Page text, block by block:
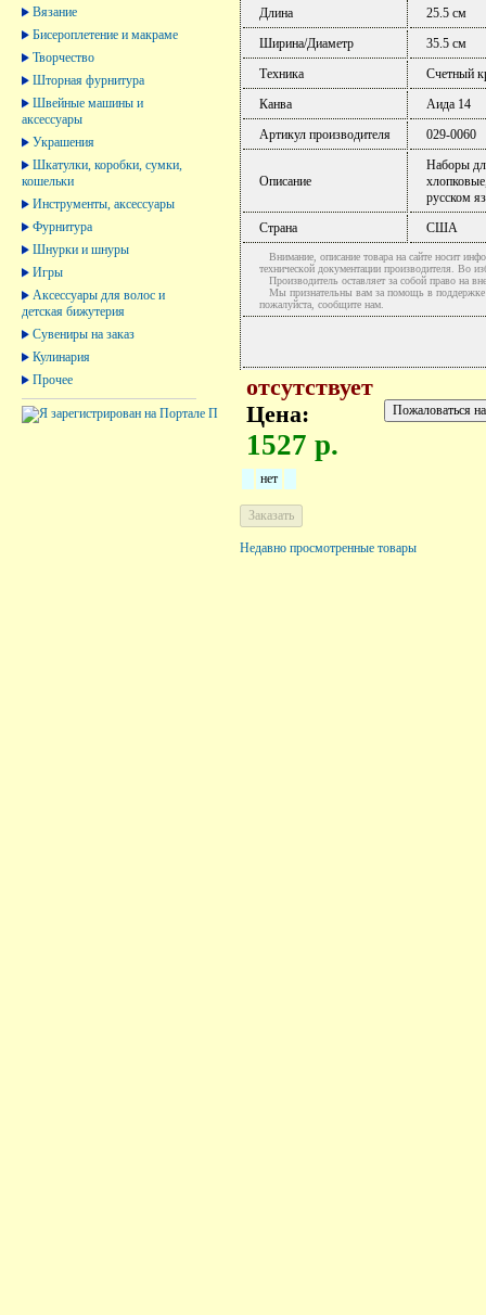
Вязание
Бисероплетение и макраме
Творчество
Шторная фурнитура
Швейные машины и
аксессуары
Украшения
Шкатулки, коробки, сумки,
кошельки
Инструменты, аксессуары
Фурнитура
Шнурки и шнуры
Игры
Аксессуары для волос и
детская бижутерия
Сувениры на заказ
Кулинария
Прочее
Длина
25.5 см
Ширина/Диаметр
35.5 см
Техника
Счетный
Канва
Аида 14
Артикул производителя
029-0060
Описание
Наборы
русском
Страна
США
Внимание, описание товара на сайте носит
технической документации производителя. Во
Производитель оставляет за собой право на
Мы признательны вам за помощь в поддержке
пожалуйста, сообщите нам.
отсутствует
Цена:
1527 р.
нет
Недавно просмотренные товары